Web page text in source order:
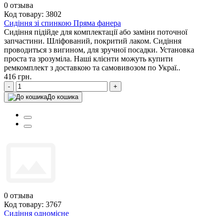
0 отзыва
Код товару: 3802
Сидіння зі спинкою Пряма фанера
Сидіння підійде для комплектації або заміни поточної
запчастини. Шліфований, покритий лаком. Сидіння
проводиться з вигином, для зручної посадки. Установка
проста та зрозуміла. Наші клієнти можуть купити
ремкомплект з доставкою та самовивозом по Украї..
416 грн.
-
+
До кошика
0 отзыва
Код товару: 3767
Сидіння одномісне